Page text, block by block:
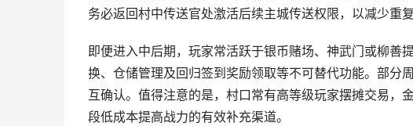
务必返回村中传送官处激活后续主城传送权限，以减少重复
即便进入中后期，玩家常活跃于银币赌场、神武门或柳善
换、仓储管理及回归签到奖励领取等不可替代功能。部分
互确认。值得注意的是，村口常有高等级玩家摆摊交易，
段低成本提高战力的有效补充渠道。